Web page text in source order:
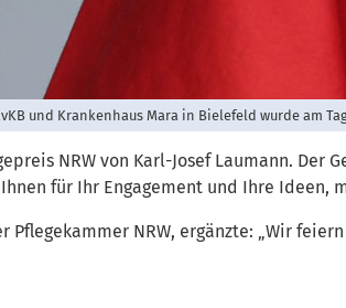
und Krankenhaus Mara in Bielefeld wurde am
NRW von Karl-Josef Laumann.
für Ihr Engagement und Ihre
Pflegekammer NRW, ergänzte: „Wir